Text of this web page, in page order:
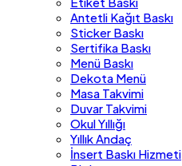
Antetli Kağıt Baskı
Sticker Baskı
Sertifika Baskı
Menü Baskı
Dekota Menü
Masa Takvimi
Duvar Takvimi
Okul Yıllığı
Yıllık Andaç
İnsert Baskı Hizmeti